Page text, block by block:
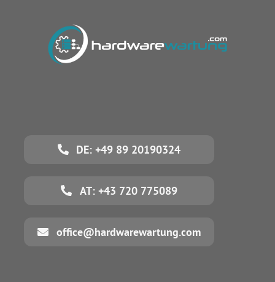
DE: +49 89 20190324
AT: +43 720 775089
office@hardwarewartung.com